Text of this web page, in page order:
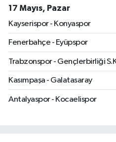
17 Mayıs, Pazar
Kayserispor - Konyaspor
Fenerbahçe - Eyüpspor
Trabzonspor - Gençlerbirliği
Kasımpaşa - Galatasaray
Antalyaspor - Kocaelispor